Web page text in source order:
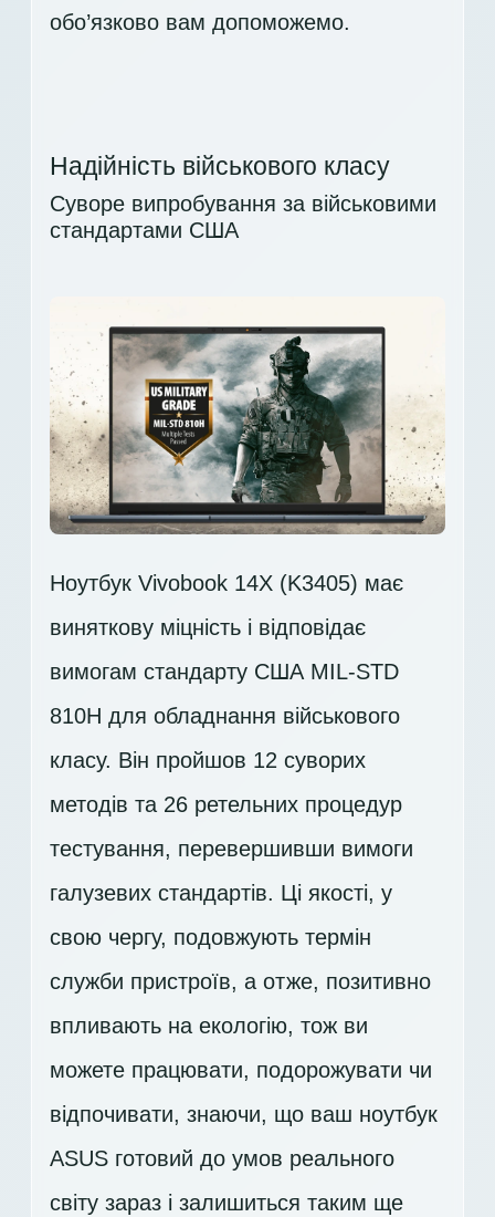
обо’язково вам допоможемо.
Надійність військового класу
Суворе випробування за військовими
стандартами США
Ноутбук Vivobook 14X (K3405) має
виняткову міцність і відповідає
вимогам стандарту США MIL-STD
810H для обладнання військового
класу. Він пройшов 12 суворих
методів та 26 ретельних процедур
тестування, перевершивши вимоги
галузевих стандартів. Ці якості, у
свою чергу, подовжують термін
служби пристроїв, а отже, позитивно
впливають на екологію, тож ви
можете працювати, подорожувати чи
відпочивати, знаючи, що ваш ноутбук
ASUS готовий до умов реального
світу зараз і залишиться таким ще